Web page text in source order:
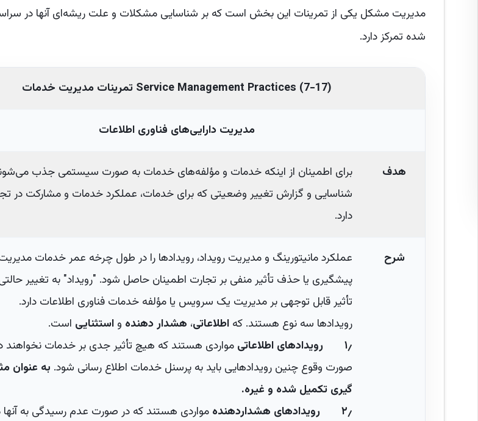
مدیریت مشکل یکی از تمرینات این بخش است که بر شناسایی مشکلات و علت ریشه‌ای آنها در
شده تمرکز دارد.
Service Management Practices (7-17) تمرینات مدیریت خدمات
مدیریت دارایی‌های فناوری اطلاعات
هدف
برای اطمینان از اینکه خدمات و مؤلفه‌های خدمات به صورت سیستمی جذب
شناسایی و گزارش تغییر وضعیتی که برای خدمات، عملکرد خدمات و مشارکت در
دارد.
شرح
عملکرد مانیتورینگ و مدیریت رویداد، رویدادها را در طول چرخه عمر خدمات
پیشگیری یا حذف تأثیر منفی بر تجارت اطمینان حاصل شود. "رویداد" به تغییر حالتی
تأثیر قابل توجهی بر مدیریت یک سرویس یا مؤلفه خدمات فناوری اطلاعات دارد.
رویدادها سه نوع هستند. که اطلاعاتی، هشدار دهنده و استثنایی است.
۱٫ رویدادهای اطلاعاتی
مواردی هستند که هیچ تأثیر جدی بر خدمات نخواهند
صورت وقوع چنین رویدادهایی باید به پرسنل خدمات اطلاع رسانی شود. به عنوان
گیری تکمیل شده و غیره.
۲٫ رویدادهای هشداردهنده
مواردی هستند که در صورت عدم رسیدگی به